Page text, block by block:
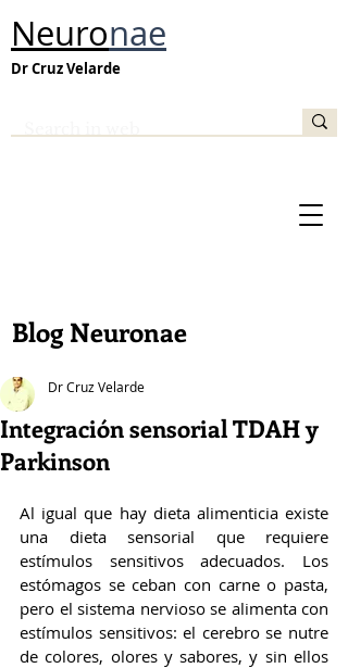
Neuronae
Dr Cruz Velarde
Blog Neuronae
Integración sensorial TDAH y
Parkinson
Dr Cruz Velarde
Al igual que hay dieta alimenticia existe
una dieta sensorial que requiere
estímulos sensitivos adecuados. Los
estómagos se ceban con carne o pasta,
pero el sistema nervioso se alimenta con
estímulos sensitivos: el cerebro se nutre
de colores, olores y sabores, y sin ellos